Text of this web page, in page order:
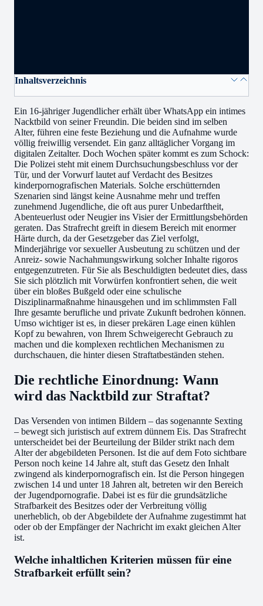
Inhaltsverzeichnis
Ein 16-jähriger Jugendlicher erhält über WhatsApp ein intimes
Nacktbild von seiner Freundin. Die beiden sind im selben
Alter, führen eine feste Beziehung und die Aufnahme wurde
völlig freiwillig versendet. Ein ganz alltäglicher Vorgang im
digitalen Zeitalter. Doch Wochen später kommt es zum Schock:
Die Polizei steht mit einem Durchsuchungsbeschluss vor der
Tür, und der Vorwurf lautet auf Verdacht des Besitzes
kinderpornografischen Materials. Solche erschütternden
Szenarien sind längst keine Ausnahme mehr und treffen
zunehmend Jugendliche, die oft aus purer Unbedarftheit,
Abenteuerlust oder Neugier ins Visier der Ermittlungsbehörden
geraten. Das Strafrecht greift in diesem Bereich mit enormer
Härte durch, da der Gesetzgeber das Ziel verfolgt,
Minderjährige vor sexueller Ausbeutung zu schützen und der
Anreiz- sowie Nachahmungswirkung solcher Inhalte rigoros
entgegenzutreten. Für Sie als Beschuldigten bedeutet dies, dass
Sie sich plötzlich mit Vorwürfen konfrontiert sehen, die weit
über ein bloßes Bußgeld oder eine schulische
Disziplinarmaßnahme hinausgehen und im schlimmsten Fall
Ihre gesamte berufliche und private Zukunft bedrohen können.
Umso wichtiger ist es, in dieser prekären Lage einen kühlen
Kopf zu bewahren, von Ihrem Schweigerecht Gebrauch zu
machen und die komplexen rechtlichen Mechanismen zu
durchschauen, die hinter diesen Straftatbeständen stehen.
Die rechtliche Einordnung: Wann
wird das Nacktbild zur Straftat?
Das Versenden von intimen Bildern – das sogenannte Sexting
– bewegt sich juristisch auf extrem dünnem Eis. Das Strafrecht
unterscheidet bei der Beurteilung der Bilder strikt nach dem
Alter der abgebildeten Personen. Ist die auf dem Foto sichtbare
Person noch keine 14 Jahre alt, stuft das Gesetz den Inhalt
zwingend als kinderpornografisch ein. Ist die Person hingegen
zwischen 14 und unter 18 Jahren alt, betreten wir den Bereich
der Jugendpornografie. Dabei ist es für die grundsätzliche
Strafbarkeit des Besitzes oder der Verbreitung völlig
unerheblich, ob der Abgebildete der Aufnahme zugestimmt hat
oder ob der Empfänger der Nachricht im exakt gleichen Alter
ist.
Welche inhaltlichen Kriterien müssen für eine
Strafbarkeit erfüllt sein?